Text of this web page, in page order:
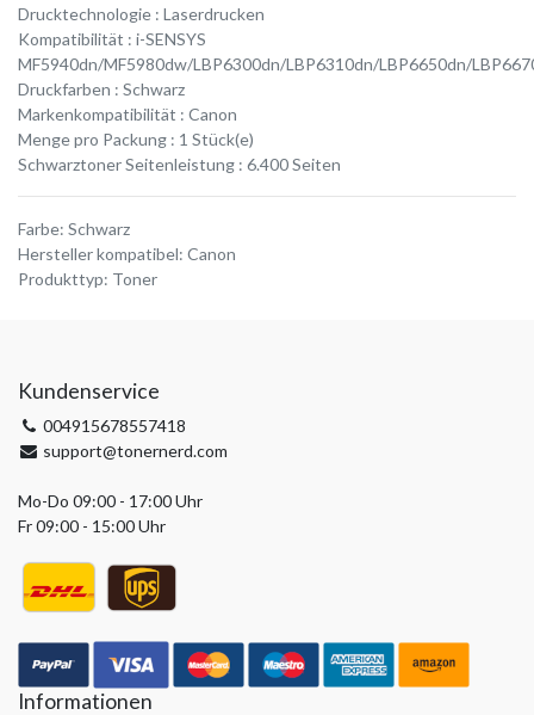
Drucktechnologie : Laserdrucken
Kompatibilität : i-SENSYS
MF5940dn/MF5980dw/LBP6300dn/LBP6310dn/LBP6650dn/
Druckfarben : Schwarz
Markenkompatibilität : Canon
Menge pro Packung : 1 Stück(e)
Schwarztoner Seitenleistung : 6.400 Seiten
Farbe: Schwarz
Hersteller kompatibel: Canon
Produkttyp: Toner
Kundenservice
004915678557418
support@tonernerd.com
Mo-Do 09:00 - 17:00 Uhr
Fr 09:00 - 15:00 Uhr
Informationen